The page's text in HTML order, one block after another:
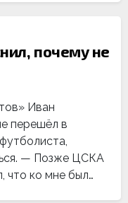
почему не
Иван
перешёл в
— Позже ЦСКА
что ко мне был…